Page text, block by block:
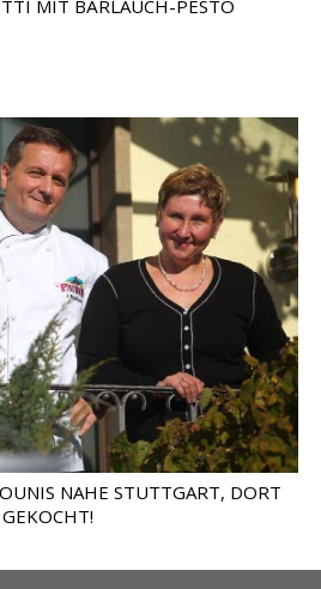
MIT BÄRLAUCH-PESTO
NAHE STUTTGART, DORT